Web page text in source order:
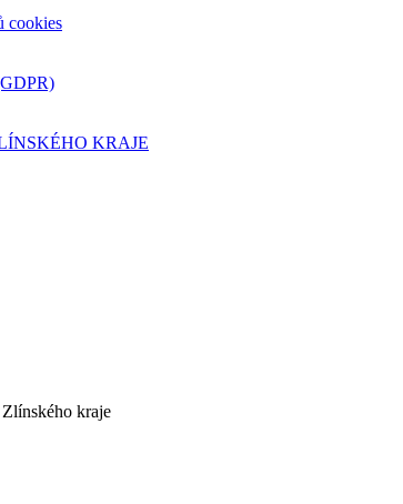
cookies
KRAJE
kraje